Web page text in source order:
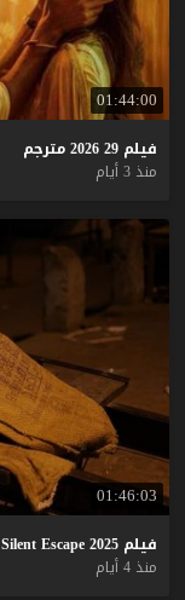
01:44:00
فيلم 29
2026 مترجم
منذ 3 أيام
01:46:03
فيلم Silent Escape 2025
منذ 4 أيام